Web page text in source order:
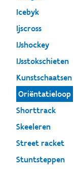
Icebyk
Ijscross
IJshockey
IJsstokschieten
Kunstschaatsen
Oriëntatieloop
Shorttrack
Skeeleren
Street racket
Stuntsteppen